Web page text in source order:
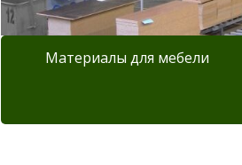
Материалы для мебели